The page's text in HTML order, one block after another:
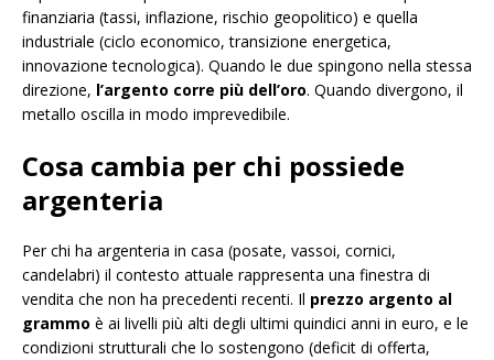
finanziaria (tassi, inflazione, rischio geopolitico) e quella
industriale (ciclo economico, transizione energetica,
innovazione tecnologica). Quando le due spingono nella stessa
direzione, l’argento corre più dell’oro. Quando divergono, il
metallo oscilla in modo imprevedibile.
Cosa cambia per chi possiede
argenteria
Per chi ha argenteria in casa (posate, vassoi, cornici,
candelabri) il contesto attuale rappresenta una finestra di
vendita che non ha precedenti recenti. Il prezzo argento al
grammo è ai livelli più alti degli ultimi quindici anni in euro, e le
condizioni strutturali che lo sostengono (deficit di offerta,